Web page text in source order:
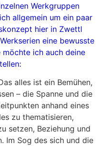
Werkgruppen
allgemein um ein paar
hier in Zwettl
eine bewusste
möchte ich auch deine
alles ist ein Bemühen,
– die Spanne und die
anhand eines
zu thematisieren,
setzen, Beziehung und
Im Sog des sich und die